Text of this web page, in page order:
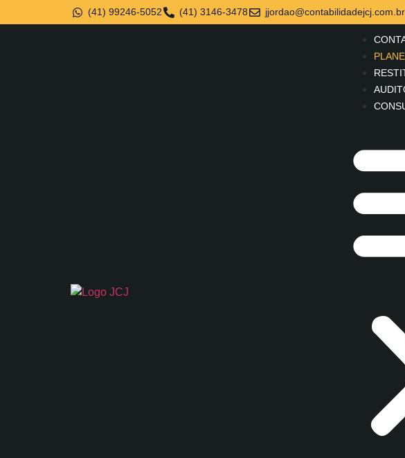
(41) 99246-5052 (41) 3146-3478 jjordao@contabilidadejcj.com.br